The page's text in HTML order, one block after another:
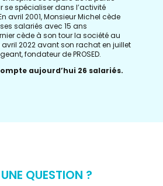
se spécialiser dans l’activité
avril 2001,Monsieur Michel cède
salariés avec 15 ans
cède à son tour la société au
avril 2022 avant son rachat en juillet
fondateur de PROSED.
aujourd’hui 26 salariés.
QUESTION ?